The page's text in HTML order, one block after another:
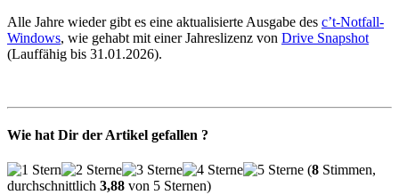
Alle Jahre wieder gibt es eine aktualisierte Ausgabe des c’t-Notfall-
Windows, wie gehabt mit einer Jahreslizenz von Drive Snapshot
(Lauffähig bis 31.01.2026).
Wie hat Dir der Artikel gefallen ?
(8 Stimmen,
durchschnittlich 3,88 von 5 Sternen)